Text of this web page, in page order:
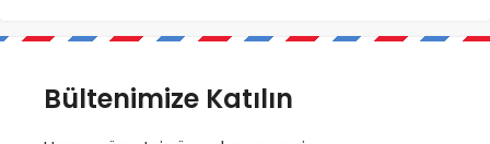
Bültenimize Katılın